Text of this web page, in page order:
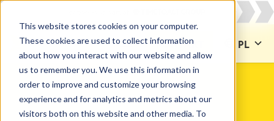
This website stores cookies on your computer.
These cookies are used to collect information
about how you interact with our website and allow
us to remember you. We use this information in
order to improve and customize your browsing
experience and for analytics and metrics about our
visitors both on this website and other media. To
KONTAKT PL